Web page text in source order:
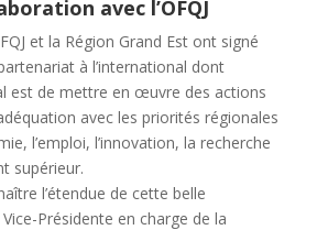
avec l’OFQJ
et la Région Grand Est ont signé
à l’international dont
est de mettre en œuvre des actions
avec les priorités régionales
l’emploi, l’innovation, la recherche
supérieur.
l’étendue de cette belle
Présidente en charge de la